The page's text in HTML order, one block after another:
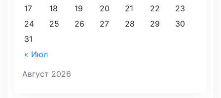
Август 2026
« Июл
17
18 19 20 21 22
23
24
25 26 27 28 29
30
31